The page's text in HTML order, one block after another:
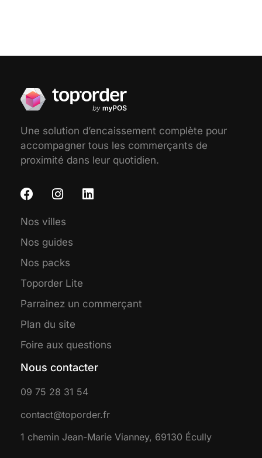
Une solution d’encaissement complète pour
accompagner tous les commerçants de
proximité dans leur quotidien.
Nos villes
Nos guides
Nos packs
Toporder Lite
Parrainez un commerçant
Plan du site
Foire aux questions
Nous contacter
09 75 28 31 54
contact@toporder.fr
1 chemin Jean-Marie Vianney, 69130 Écully